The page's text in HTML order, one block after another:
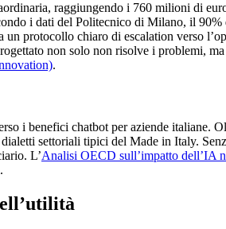
raggiungendo i 760 milioni di
i dati del Politecnico di Milano, il
protocollo chiaro di escalation verso
non solo non risolve i problemi,
.
i benefici chatbot per aziende italiane.
settoriali tipici del Made in Italy.
L’Analisi OECD sull’impatto dell’IA